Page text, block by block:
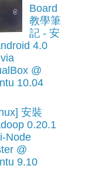
Board
教學筆
記 - 安
4.0
@
10.04
安裝
0.20.1
Node
@
9.10